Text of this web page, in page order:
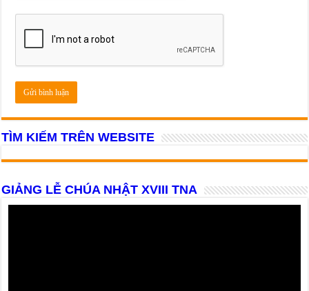
TÌM KIẾM TRÊN WEBSITE
GIẢNG LỄ CHÚA NHẬT XVIII TNA